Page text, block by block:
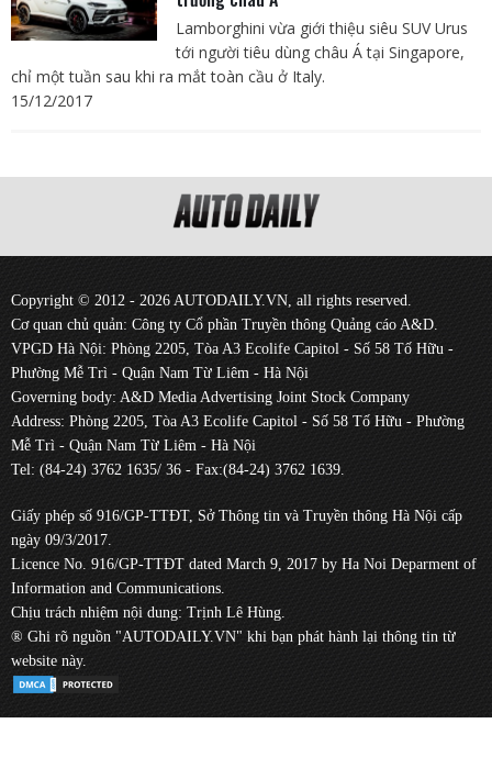
Lamborghini vừa giới thiệu siêu SUV Urus
tới người tiêu dùng châu Á tại Singapore,
chỉ một tuần sau khi ra mắt toàn cầu ở Italy.
15/12/2017
Copyright © 2012 - 2026 AUTODAILY.VN, all rights reserved.
Cơ quan chủ quản: Công ty Cổ phần Truyền thông Quảng cáo A&D.
VPGD Hà Nội: Phòng 2205, Tòa A3 Ecolife Capitol - Số 58 Tố Hữu -
Phường Mễ Trì - Quận Nam Từ Liêm - Hà Nội
Governing body: A&D Media Advertising Joint Stock Company
Address: Phòng 2205, Tòa A3 Ecolife Capitol - Số 58 Tố Hữu - Phường
Mễ Trì - Quận Nam Từ Liêm - Hà Nội
Tel: (84-24) 3762 1635/ 36 - Fax:(84-24) 3762 1639.
Giấy phép số 916/GP-TTĐT, Sở Thông tin và Truyền thông Hà Nội cấp
ngày 09/3/2017.
Licence No. 916/GP-TTĐT dated March 9, 2017 by Ha Noi Deparment of
Information and Communications.
Chịu trách nhiệm nội dung: Trịnh Lê Hùng.
® Ghi rõ nguồn "AUTODAILY.VN" khi bạn phát hành lại thông tin từ
website này.